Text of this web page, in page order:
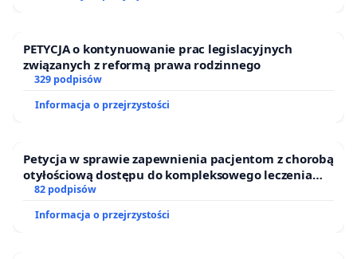
PETYCJA o kontynuowanie prac legislacyjnych
związanych z reformą prawa rodzinnego
329 podpisów
Informacja o przejrzystości
Petycja w sprawie zapewnienia pacjentom z chorobą
otyłościową dostępu do kompleksowego leczenia
oraz programów profilaktycznych.
82 podpisów
Informacja o przejrzystości